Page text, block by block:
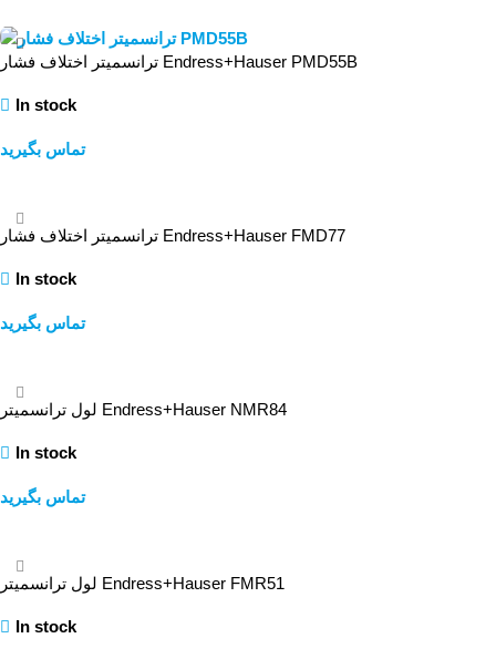
ترانسمیتر اختلاف فشار Endress+Hauser PMD55B
In stock
تماس بگیرید
ترانسمیتر اختلاف فشار Endress+Hauser FMD77
In stock
تماس بگیرید
لول ترانسمیتر Endress+Hauser NMR84
In stock
تماس بگیرید
لول ترانسمیتر Endress+Hauser FMR51
In stock